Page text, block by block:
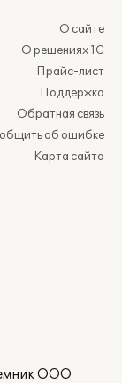
О сайте
О решениях 1С
Прайс-лист
Поддержка
Обратная связь
об ошибке
Карта сайта
ООО